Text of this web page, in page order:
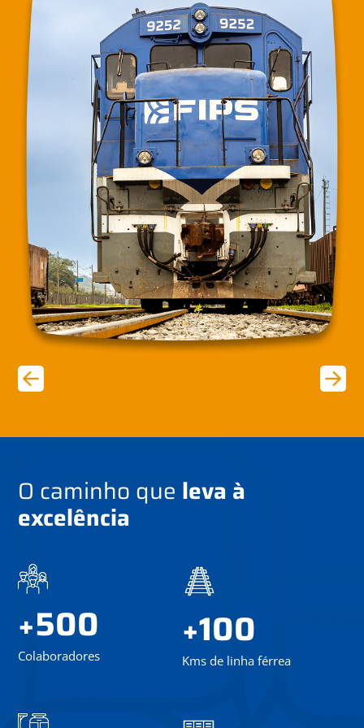
O caminho que leva à
excelência
+500
Colaboradores
+100
Kms de linha férrea